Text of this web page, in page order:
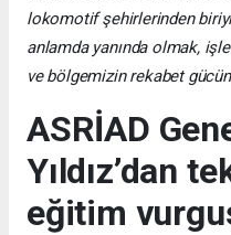
lokomotif şehirlerinden
anlamda yanında olmak,
ve bölgemizin rekabet
ASRİAD
Yıldız’dan
eğitim